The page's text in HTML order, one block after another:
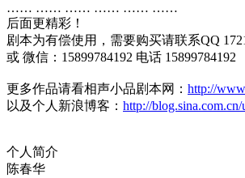
…… …… …… …… …… ……
后面更精彩！
剧本为有偿使用，需要购买请联系QQ
或 微信：15899784192 电话 15899784192
更多作品请看相声小品剧本网： http://
以及个人新浪博客： http://
个人简介
陈春华